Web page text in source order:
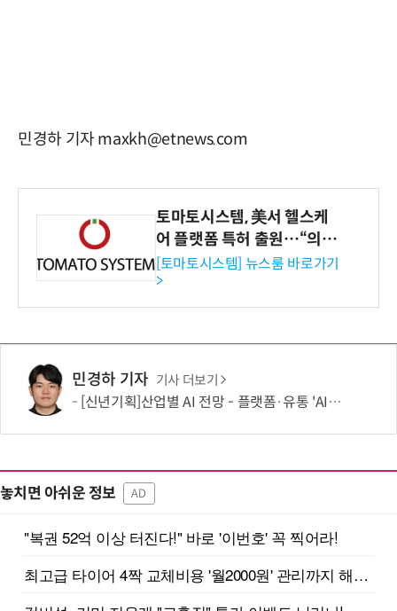
민경하 기자 maxkh@etnews.com
토마토시스템, 美서 헬스케
어 플랫폼 특허 출원…“의료
기관·보험사 공략”
[토마토시스템] 뉴스룸 바로가기
>
민경하 기자 기사 더보기
[신년기획]산업별 AI 전망 - 플랫폼·유통 'AI 에이전트 시대' 개막
놓치면 아쉬운 정보 AD